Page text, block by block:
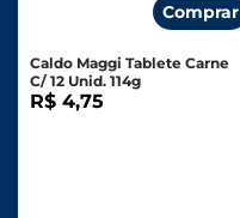
Comprar
Caldo Maggi Tablete Carne
C/ 12 Unid. 114g
R$ 4,75